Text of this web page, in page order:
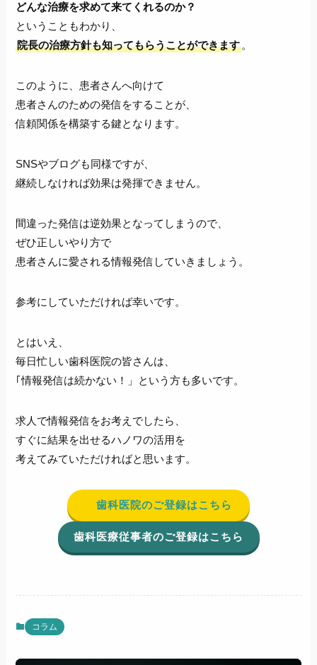
どんな治療を求めて来てくれるのか？
ということもわかり、
院長の治療方針も知ってもらうことができます 。
このように、患者さんへ向けて
患者さんのための発信をすることが、
信頼関係を構築する鍵となります。
SNSやブログも同様ですが、
継続しなければ効果は発揮できません。
間違った発信は逆効果となってしまうので、
ぜひ正しいやり方で
患者さんに愛される情報発信していきましょう。
参考にしていただければ幸いです。
とはいえ、
毎日忙しい歯科医院の皆さんは、
｢情報発信は続かない！」という方も多いです。
求人で情報発信をお考えでしたら、
すぐに結果を出せるハノワの活用を
考えてみていただければと思います。
歯科医院のご登録はこちら
歯科医療従事者のご登録はこちら
コラム